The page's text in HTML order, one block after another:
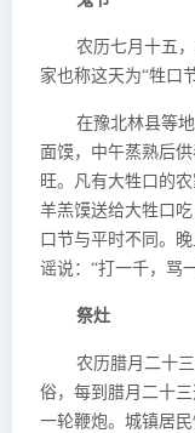
农历七月十五
家也称这天为“牲口
在豫北林县等
面馍，中午蒸熟后
旺。凡有大牲口的
羊羔馍送给大牲口
口节与平时不同。
谣说：“打一千，骂
祭灶
农历腊月二十
俗，每到腊月二十
一轮鞭炮。城镇居